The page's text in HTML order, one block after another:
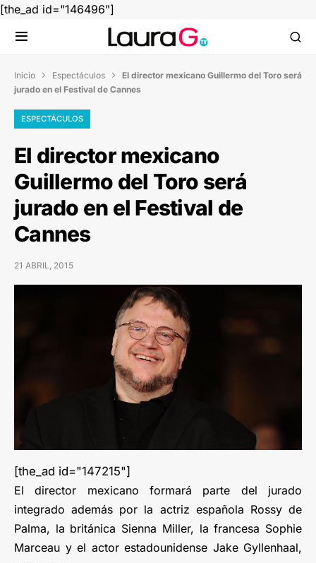
[the_ad id="146496"]
Inicio  Espectáculos  El director mexicano Guillermo del Toro será
jurado en el Festival de Cannes
ESPECTÁCULOS
El director mexicano
Guillermo del Toro será
jurado en el Festival de
Cannes
21 ABRIL, 2015
[the_ad id="147215"]
El director mexicano formará parte del jurado
integrado además por la actriz española Rossy de
Palma, la británica Sienna Miller, la francesa Sophie
Marceau y el actor estadounidense Jake Gyllenhaal,